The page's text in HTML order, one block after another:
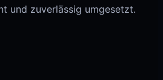
und zuverlässig umgesetzt.